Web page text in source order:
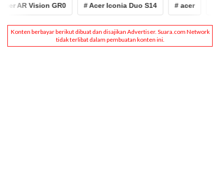
AR Vision GR0 # Acer Iconia Duo S14 # acer